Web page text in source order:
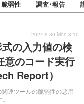
弱性 調査･報告
の入力値の検
意のコード実行
Report）
連ツールの脆弱性の悪用
2024.9.30 Mon 8:10